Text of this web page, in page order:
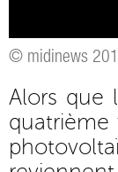
© midinews
Alors que
quatrième